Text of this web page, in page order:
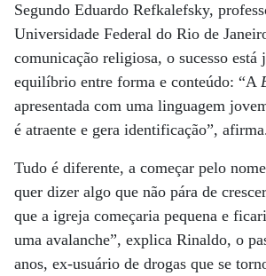
Segundo Eduardo Refkalefsky,
Universidade Federal do Rio de
comunicação religiosa, o sucesso está
equilíbrio entre forma e conteúdo: “A
apresentada com uma linguagem
é atraente e gera identificação”,
Tudo é diferente, a começar pelo
quer dizer algo que não pára de
que a igreja começaria pequena e
uma avalanche”, explica Rinaldo, o
anos, ex-usuário de drogas que se